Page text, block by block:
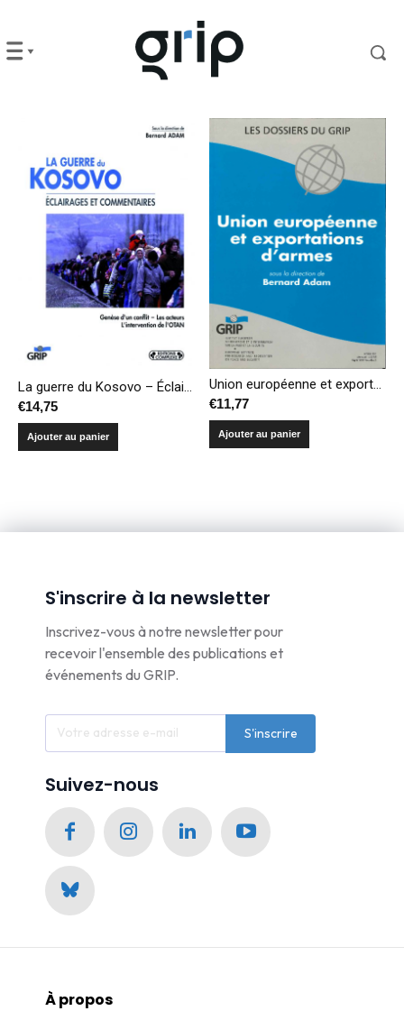
La guerre du Kosovo – Éclairages et commentaires
€14,75
Ajouter au panier
Union européenne et exportations d’armes
€11,77
Ajouter au panier
S'inscrire à la newsletter
Inscrivez-vous à notre newsletter pour
recevoir l'ensemble des publications et
événements du GRIP.
S'inscrire
Suivez-nous
À propos